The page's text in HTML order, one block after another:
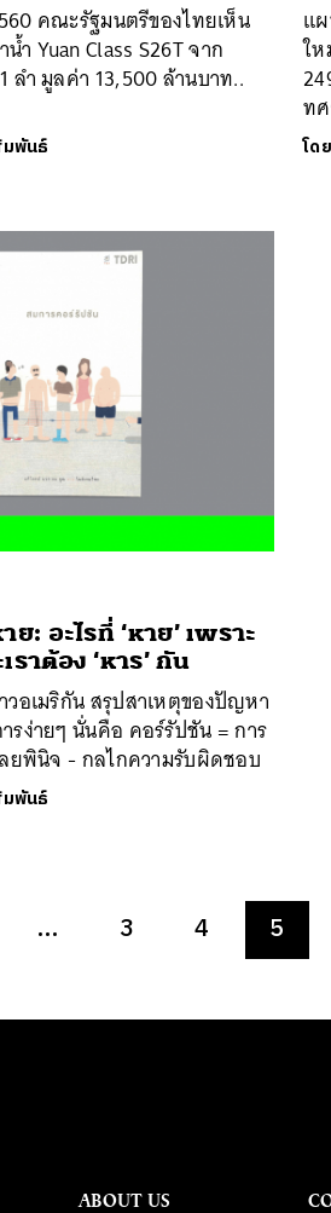
คณะรัฐมนตรีของไทยเห็น
ำ Yuan Class S26T จาก
ลำ มูลค่า 13,500 ล้านบาท..
พันธ์
แ
ใ
ท
โดย
: อะไรที่ ‘หาย’ เพราะ
าต้อง ‘หาร’ กัน
อเมริกัน สรุปสาเหตุของปัญหา
รง่ายๆ นั่นคือ คอร์รัปชัน = การ
ยพินิจ - กลไกความรับผิดชอบ
พันธ์
… 3 4 5
ABOUT US
TWEET LINE